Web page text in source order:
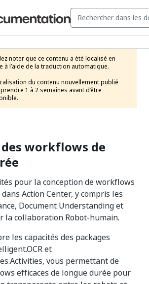
noter que ce contenu a été localisé en
à l’aide de la traduction automatique.
du contenu nouvellement publié
1 à 2 semaines avant d’être
workflows de
pour la conception de workflows
Action Center, y compris les
Document Understanding et
la collaboration Robot-humain.
les capacités des packages
et
vous permettant de
efficaces de longue durée pour